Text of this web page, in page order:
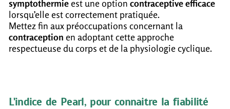
symptothermieest une optioncontraceptive efficace
lorsqu’elle est correctement pratiquée.
Mettez fin aux préoccupations concernant la
contraception en adoptant cette approche
respectueuse du corps et de la physiologie cyclique.
L'indice de Pearl, pour connaitre la fiabilité